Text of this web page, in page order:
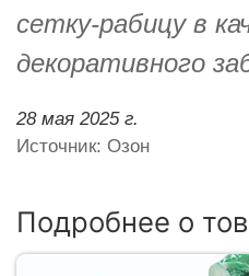
сетку-рабицу в
декоративного
28 мая 2025 г.
Источник: Озон
Подробнее о